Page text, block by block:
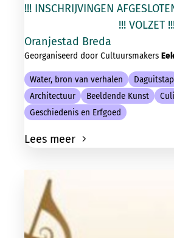
!!! INSCHRIJVINGEN
!!! VOLZET !!!
Oranjestad Breda
Georganiseerd door Cultuursmakers
Water, bron van verhalen Daguitstap
Architectuur
Beeldende Kunst
Geschiedenis en Erfgoed
Lees meer